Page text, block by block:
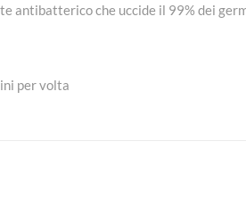
antibatterico che uccide il 99% dei
per volta